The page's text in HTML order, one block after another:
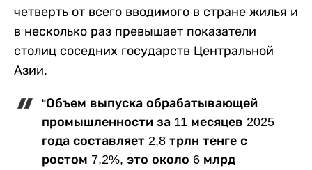
четверть от всего вводимого в стране жилья и
в несколько раз превышает показатели
столиц соседних государств Центральной
Азии.
“Объем выпуска обрабатывающей
промышленности за 11 месяцев 2025
года составляет 2,8 трлн тенге с
ростом 7,2%, это около 6 млрд